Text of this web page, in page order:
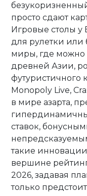
просто сдают
Игровые столы у
для рулетки или
миры, где можно
древней Азии,
футуристичного
Monopoly Live,
в мире азарта,
ставок,
такие
вершине
2026, задавая
только